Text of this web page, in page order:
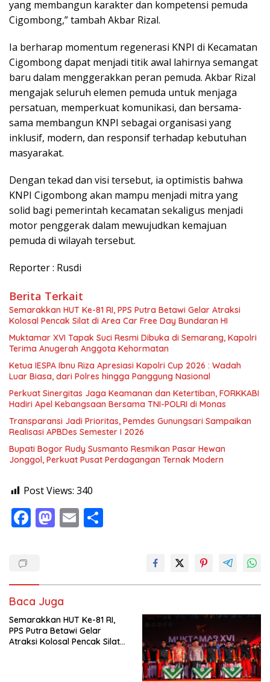
yang membangun karakter dan kompetensi pemuda
Cigombong,” tambah Akbar Rizal.
Ia berharap momentum regenerasi KNPI di Kecamatan
Cigombong dapat menjadi titik awal lahirnya semangat
baru dalam menggerakkan peran pemuda. Akbar Rizal
mengajak seluruh elemen pemuda untuk menjaga
persatuan, memperkuat komunikasi, dan bersama-
sama membangun KNPI sebagai organisasi yang
inklusif, modern, dan responsif terhadap kebutuhan
masyarakat.
Dengan tekad dan visi tersebut, ia optimistis bahwa
KNPI Cigombong akan mampu menjadi mitra yang
solid bagi pemerintah kecamatan sekaligus menjadi
motor penggerak dalam mewujudkan kemajuan
pemuda di wilayah tersebut.
Reporter : Rusdi
Berita Terkait
Semarakkan HUT Ke-81 RI, PPS Putra Betawi Gelar Atraksi
Kolosal Pencak Silat di Area Car Free Day Bundaran HI
Muktamar XVI Tapak Suci Resmi Dibuka di Semarang, Kapolri
Terima Anugerah Anggota Kehormatan
Ketua IESPA Ibnu Riza Apresiasi Kapolri Cup 2026 : Wadah
Luar Biasa, dari Polres hingga Panggung Nasional
Perkuat Sinergitas Jaga Keamanan dan Ketertiban, FORKKABI
Hadiri Apel Kebangsaan Bersama TNI-POLRI di Monas
Transparansi Jadi Prioritas, Pemdes Gunungsari Sampaikan
Realisasi APBDes Semester I 2026
Bupati Bogor Rudy Susmanto Resmikan Pasar Hewan
Jonggol, Perkuat Pusat Perdagangan Ternak Modern
Post Views: 340
F
o
o
k
M
o
n
E
Baca Juga
Semarakkan HUT Ke-81 RI,
PPS Putra Betawi Gelar
Atraksi Kolosal Pencak Silat